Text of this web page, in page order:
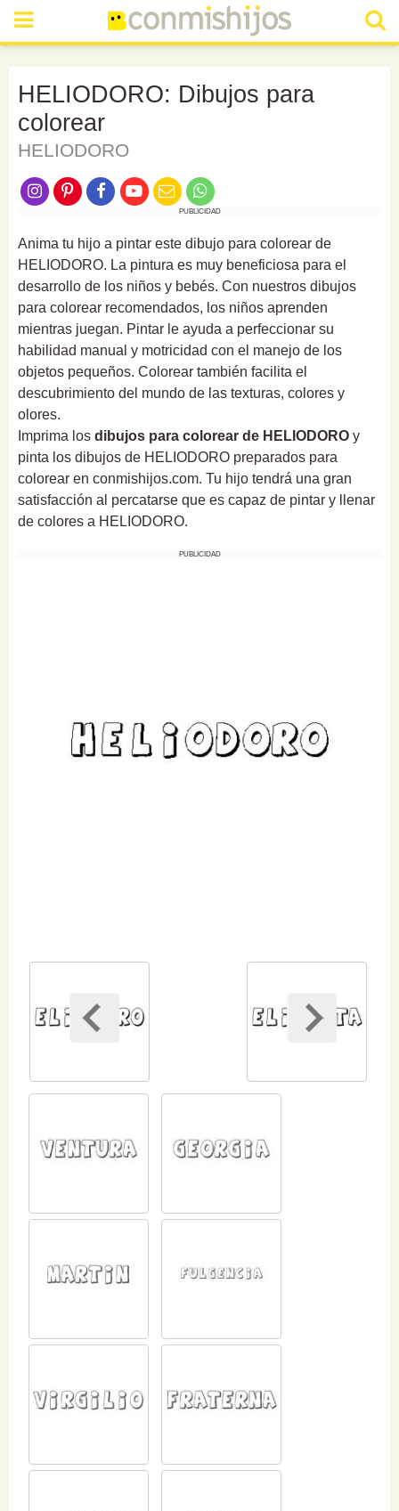
HELIODORO: Dibujos para
colorear
HELIODORO
PUBLICIDAD
Anima tu hijo a pintar este dibujo para colorear de
HELIODORO. La pintura es muy beneficiosa para el
desarrollo de los niños y bebés. Con nuestros dibujos
para colorear recomendados, los niños aprenden
mientras juegan. Pintar le ayuda a perfeccionar su
habilidad manual y motricidad con el manejo de los
objetos pequeños. Colorear también facilita el
descubrimiento del mundo de las texturas, colores y
olores.
Imprima los dibujos para colorear de HELIODORO y
pinta los dibujos de HELIODORO preparados para
colorear en conmishijos.com. Tu hijo tendrá una gran
satisfacción al percatarse que es capaz de pintar y llenar
de colores a HELIODORO.
PUBLICIDAD